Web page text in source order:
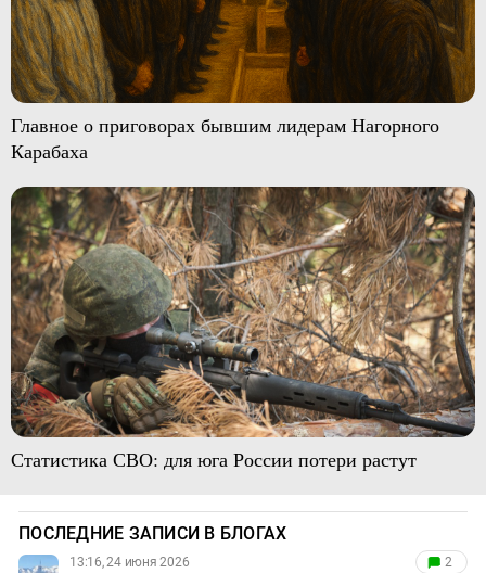
Главное о приговорах бывшим лидерам Нагорного
Карабаха
Статистика СВО: для юга России потери растут
ПОСЛЕДНИЕ ЗАПИСИ В БЛОГАХ
13:16, 24 июня 2026 2